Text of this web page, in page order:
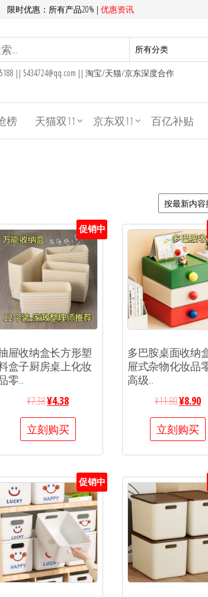
限时优惠：所有产品20% | 优惠资讯
|| 5434724@qq.com || 淘宝/天猫/京东深度合作
榜 天猫双11 京东双11 百亿补贴
促销中
屉收纳盒长方形塑
盒子厨房桌上化妆
零...
¥7.38¥4.38
立刻购买
多巴胺桌面收纳
屉式杂物化妆品
高级...
¥11.80¥8.90
立刻购买
促销中